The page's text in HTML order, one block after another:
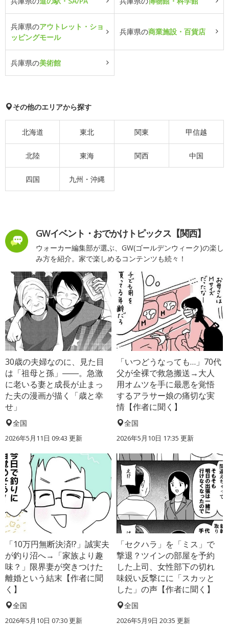
兵庫県のアウトレット・ショ
ッピングモール
兵庫県の商業施設・百貨店
兵庫県の美術館
その他のエリアから探す
北海道 東北 関東 甲信越
北陸 東海 関西 中国
四国 九州・沖縄
GWイベント・おでかけトピックス【関西】
ウォーカー編集部が選ぶ、GW(ゴールデンウィーク)の楽し
み方を紹介。家で楽しめるコンテンツも続々！
30歳の夫婦なのに、見た目
は「祖母と孫」――。急激
に老いる妻と成長が止まっ
た夫の漫画が描く「歳と幸
せ」
全国
2026年5月11日 09:43 更新
「いつどうなっても…」70代
父が全裸で救急搬送→大人
用オムツを手に最悪を覚悟
するアラサー娘の痛切な実
情【作者に聞く】
全国
2026年5月10日 17:35 更新
「10万円無断決済!?」誠実夫
が釣り沼へ→「家族より趣
味？」限界妻が突きつけた
離婚という結末【作者に聞
く】
全国
2026年5月10日 07:30 更新
「セクハラ」を「ミス」で
撃退？ツインの部屋を予約
した上司、女性部下の切れ
味鋭い反撃にに「スカッと
した」の声【作者に聞く】
全国
2026年5月9日 20:35 更新